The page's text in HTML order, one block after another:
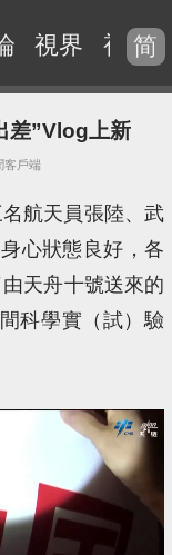
視界 視頻
简
差”Vlog上新
客戶端
航天員張陸、武
心狀態良好‌，各
天舟十號送來的
科學實（試）驗